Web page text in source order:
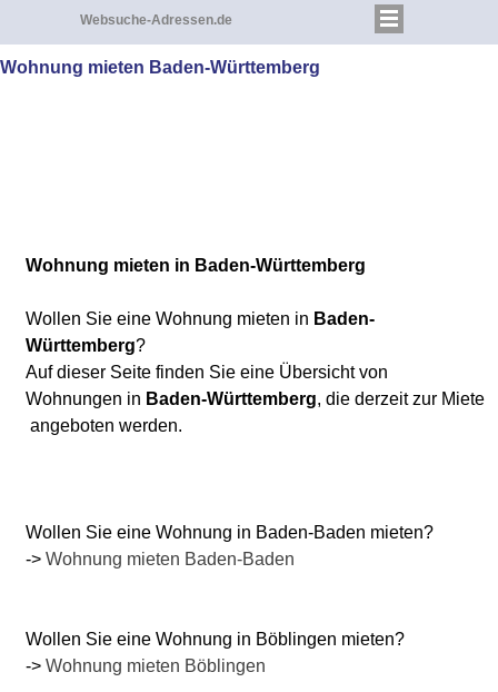
Websuche-Adressen.de
Wohnung mieten Baden-Württemberg
Wohnung mieten in Baden-Württemberg
Wollen Sie eine Wohnung mieten in Baden-
Württemberg?
Auf dieser Seite finden Sie eine Übersicht von
Wohnungen in Baden-Württemberg, die derzeit zur Miete
angeboten werden.
Wollen Sie eine Wohnung in Baden-Baden mieten?
-> Wohnung mieten Baden-Baden
Wollen Sie eine Wohnung in Böblingen mieten?
-> Wohnung mieten Böblingen